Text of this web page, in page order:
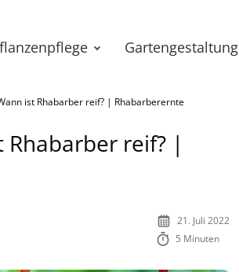
Gartengestaltung
ist Rhabarber reif? | Rhabarberernte
reif? |
21. Juli 2022
5 Minuten